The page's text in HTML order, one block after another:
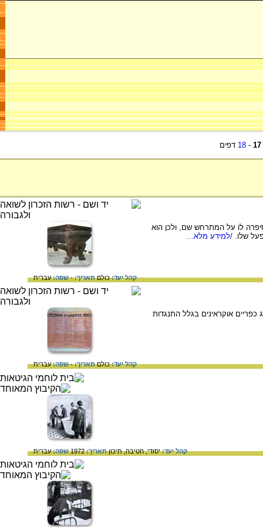
17
-
18 דפים
סיפרה לו על המתרחש שם, ולכן הוא
שלו. /למידע מלא...
קהל יעד:כולםתאריך:-שפה:עברית
כפריים אוקראינים בגלל התנגדות
קהל יעד:כולםתאריך:-שפה:עברית
קהל יעד:יסודי,חטיבה,תיכוןתאריך:1972 שפה:עברית